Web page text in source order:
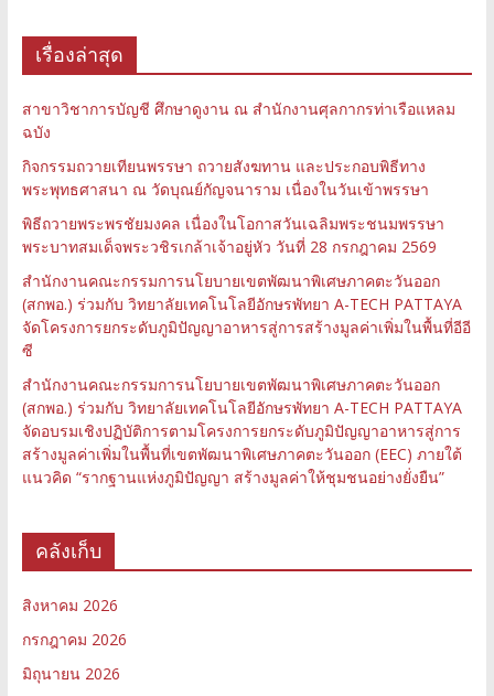
เรื่องล่าสุด
สาขาวิชาการบัญชี ศึกษาดูงาน ณ สำนักงานศุลกากรท่าเรือแหลม
ฉบัง
กิจกรรมถวายเทียนพรรษา ถวายสังฆทาน และประกอบพิธีทาง
พระพุทธศาสนา ณ วัดบุณย์กัญจนาราม เนื่องในวันเข้าพรรษา
พิธีถวายพระพรชัยมงคล เนื่องในโอกาสวันเฉลิมพระชนมพรรษา
พระบาทสมเด็จพระวชิรเกล้าเจ้าอยู่หัว วันที่ 28 กรกฎาคม 2569
สำนักงานคณะกรรมการนโยบายเขตพัฒนาพิเศษภาคตะวันออก
(สกพอ.) ร่วมกับ วิทยาลัยเทคโนโลยีอักษรพัทยา A-TECH PATTAYA
จัดโครงการยกระดับภูมิปัญญาอาหารสู่การสร้างมูลค่าเพิ่มในพื้นที่อีอี
ซี
สำนักงานคณะกรรมการนโยบายเขตพัฒนาพิเศษภาคตะวันออก
(สกพอ.) ร่วมกับ วิทยาลัยเทคโนโลยีอักษรพัทยา A-TECH PATTAYA
จัดอบรมเชิงปฏิบัติการตามโครงการยกระดับภูมิปัญญาอาหารสู่การ
สร้างมูลค่าเพิ่มในพื้นที่เขตพัฒนาพิเศษภาคตะวันออก (EEC) ภายใต้
แนวคิด “รากฐานแห่งภูมิปัญญา สร้างมูลค่าให้ชุมชนอย่างยั่งยืน”
คลังเก็บ
สิงหาคม 2026
กรกฎาคม 2026
มิถุนายน 2026